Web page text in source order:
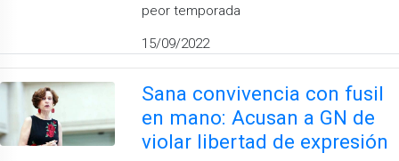
peor temporada
15/09/2022
Sana convivencia con fusil
en mano: Acusan a GN de
violar libertad de expresión